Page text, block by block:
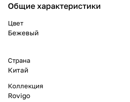
Общие характеристики
Цвет
Бежевый
Страна
Китай
Коллекция
Rovigo